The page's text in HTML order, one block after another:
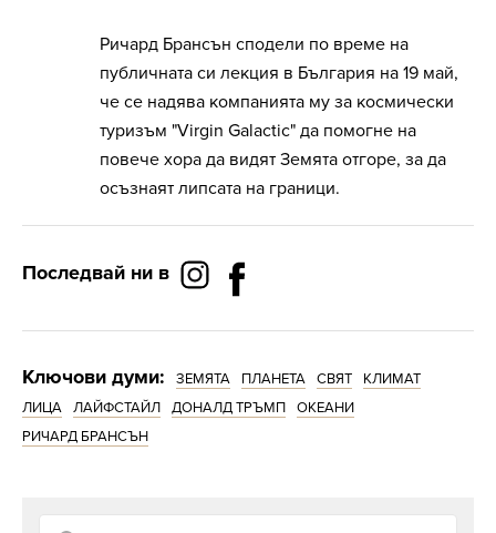
Ричард Брансън сподели по време на
публичната си лекция в България на 19 май,
че се надява компанията му за космически
туризъм "Virgin Galactic" да помогне на
повече хора да видят Земята отгоре, за да
осъзнаят липсата на граници.
Последвай ни в
Ключови думи: ЗЕМЯТА ПЛАНЕТА СВЯТ
КЛИМАТ
ЛИЦА
ЛАЙФСТАЙЛ ДОНАЛД ТРЪМП
ОКЕАНИ
РИЧАРД БРАНСЪН